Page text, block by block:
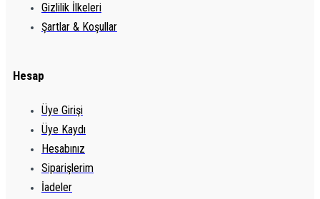
Gizlilik İlkeleri
Şartlar & Koşullar
Hesap
Üye Girişi
Üye Kaydı
Hesabınız
Siparişlerim
İadeler